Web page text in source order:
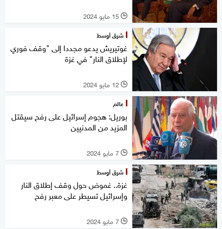
l 15 مايو 2024
شرق أوسط
غوتيريش يدعو مجددا إلى "وقف فوري
لإطلاق النار" في غزة
l 12 مايو 2024
عالم
بوريل: هجوم إسرائيل على رفح سيقتل
المزيد من المدنيين
l 7 مايو 2024
شرق أوسط
غزة.. غموض حول وقف إطلاق النار
وإسرائيل تسيطر على معبر رفح
l 7 مايو 2024